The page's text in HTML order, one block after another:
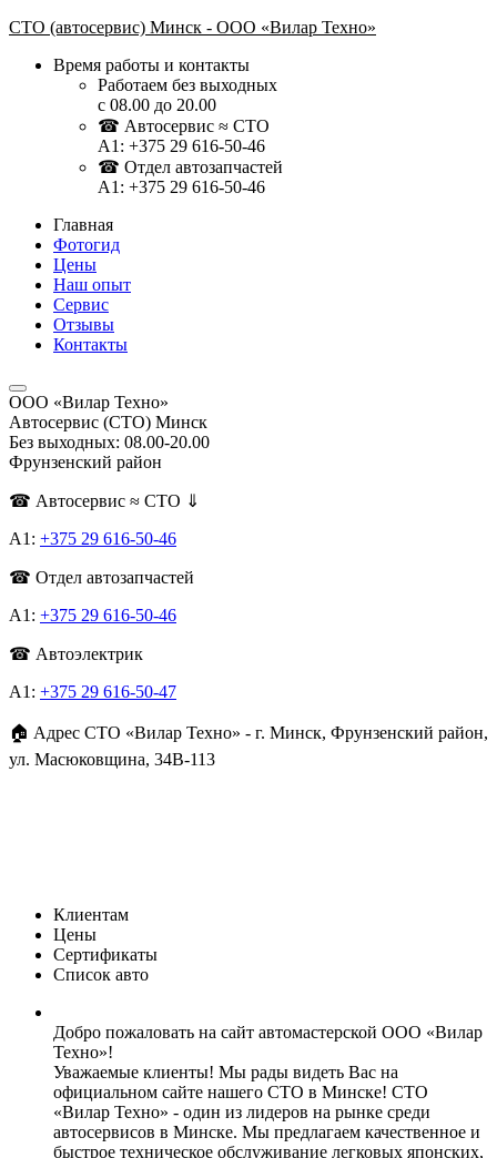
СТО (автосервис) Минск - ООО «Вилар Техно»
Время работы и контакты
Работаем без выходных
с 08.00 до 20.00
☎ Автосервис ≈ СТО
A1: +375 29 616-50-46
☎ Отдел автозапчастей
A1: ‎+375 29 616-50-46
Главная
Фотогид
Цены
Наш опыт
Сервис
Отзывы
Контакты
ООО «Вилар Техно»
Автосервис (СТО) Минск
Без выходных: 08.00-20.00
Фрунзенский район
☎ Автосервис ≈ СТО ⇓
А1: +375 29 616-50-46
☎ Отдел автозапчастей
A1: +375 29 616-50-46
☎ Автоэлектрик
A1: +375 29 616-50-47
🏠 Адрес СТО «Вилар Техно» - г. Минск, Фрунзенский район,
ул. Масюковщина, 34В-113
Клиентам
Цены
Сертификаты
Список авто
Добро пожаловать на сайт автомастерской ООО «Вилар
Техно»!
Уважаемые клиенты! Мы рады видеть Вас на
официальном сайте нашего СТО в Минске! СТО
«Вилар Техно» - один из лидеров на рынке среди
автосервисов в Минске. Мы предлагаем качественное и
быстрое техническое обслуживание легковых японских,